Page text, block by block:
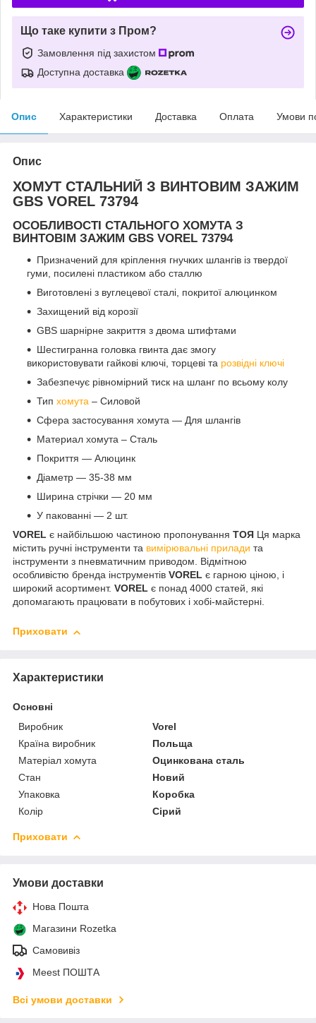
Що таке купити з Пром?
Замовлення під захистом
Доступна доставка
Опис Характеристики Доставка Оплата Умови
Опис
ХОМУТ СТАЛЬНИЙ З ВИНТОВИМ ЗАЖИМ
GBS VOREL 73794
ОСОБЛИВОСТІ СТАЛЬНОГО ХОМУТА З
ВИНТОВІМ ЗАЖИМ GBS VOREL 73794
Призначений для кріплення гнучких шлангів із твердої
гуми, посилені пластиком або сталлю
Виготовлені з вуглецевої сталі, покритої алюцинком
Захищений від корозії
GBS шарнірне закриття з двома штифтами
Шестигранна головка гвинта дає змогу
використовувати гайкові ключі, торцеві та розвідні ключі
Забезпечує рівномірний тиск на шланг по всьому колу
Тип хомута – Силовой
Сфера застосування хомута — Для шлангів
Материал хомута – Сталь
Покриття — Алюцинк
Діаметр — 35-38 мм
Ширина стрічки — 20 мм
У пакованні — 2 шт.
VOREL є найбільшою частиною пропонування ТОЯ Ця марка
містить ручні інструменти та вимірювальні прилади та
інструменти з пневматичним приводом. Відмітною
особливістю бренда інструментів VOREL є гарною ціною, і
широкий асортимент. VOREL є понад 4000 статей, які
допомагають працювати в побутових і хобі-майстерні.
Приховати
Характеристики
Основні
Виробник
Vorel
Країна виробник
Польща
Матеріал хомута
Оцинкована сталь
Стан
Новий
Упаковка
Коробка
Колір
Сірий
Приховати
Умови доставки
Нова Пошта
Магазини Rozetka
Самовивіз
Meest ПОШТА
Всі умови доставки